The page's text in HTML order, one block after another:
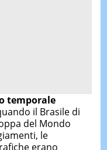
temporale
il Brasile di
del Mondo
le
erano